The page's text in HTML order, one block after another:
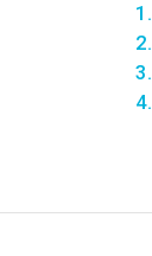
1.
2.
3.
4.